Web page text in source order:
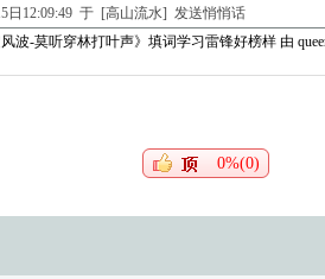
日12:09:49 于 [高山流水] 发送悄悄话
风波-莫听穿林打叶声》填词学习雷锋好榜样 由
0%(0)